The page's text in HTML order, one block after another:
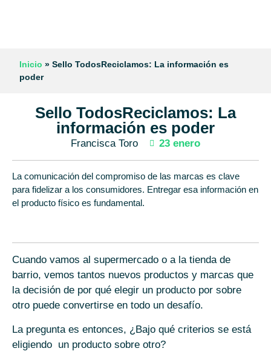
Inicio » Sello TodosReciclamos: La información es
poder
Sello TodosReciclamos: La
información es poder
Francisca Toro 23 enero
La comunicación del compromiso de las marcas es clave
para fidelizar a los consumidores. Entregar esa información en
el producto físico es fundamental.
Cuando vamos al supermercado o a la tienda de
barrio, vemos tantos nuevos productos y marcas que
la decisión de por qué elegir un producto por sobre
otro puede convertirse en todo un desafío.
La pregunta es entonces, ¿Bajo qué criterios se está
eligiendo un producto sobre otro?